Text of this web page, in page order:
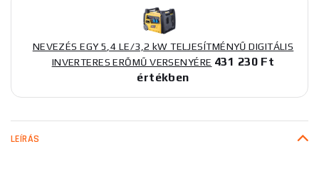
NEVEZÉS EGY 5,4 LE/3,2 kW TELJESÍTMÉNYŰ DIGITÁLIS
INVERTERES ERŐMŰ VERSENYÉRE 431 230 Ft
értékben
LEÍRÁS